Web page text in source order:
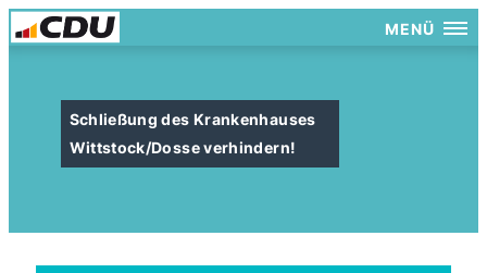
MENÜ
Schließung des Krankenhauses
Wittstock/Dosse verhindern!